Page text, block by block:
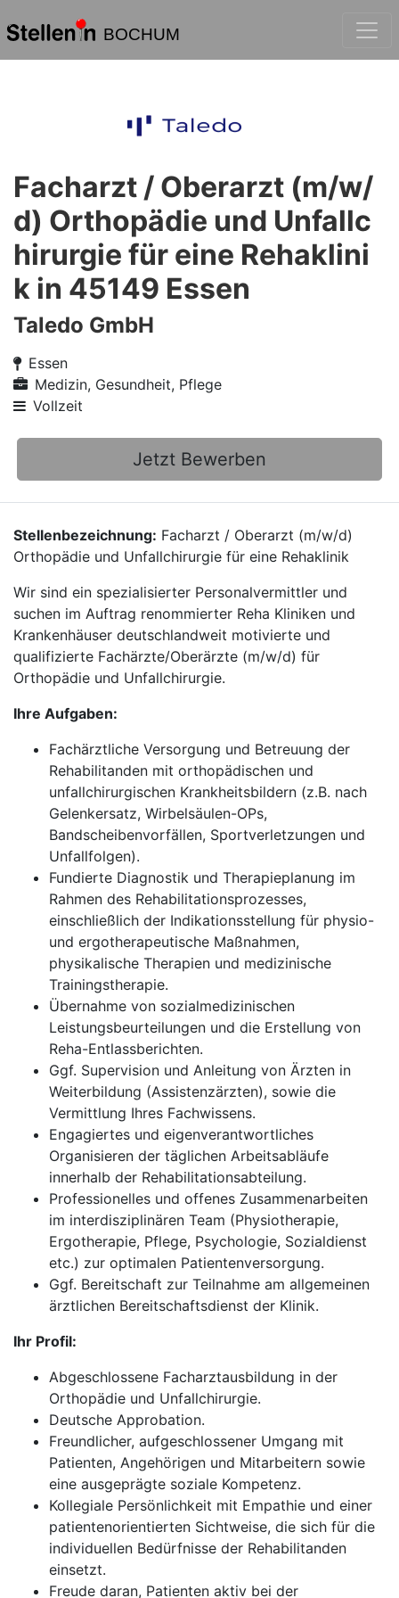
BOCHUM
Facharzt / Oberarzt (m/w/
d) Orthopädie und Unfallc
hirurgie für eine Rehaklini
k in 45149 Essen
Taledo GmbH
Essen
Medizin, Gesundheit, Pflege
Vollzeit
Jetzt Bewerben
Stellenbezeichnung: Facharzt / Oberarzt (m/w/d)
Orthopädie und Unfallchirurgie für eine Rehaklinik
Wir sind ein spezialisierter Personalvermittler und
suchen im Auftrag renommierter Reha Kliniken und
Krankenhäuser deutschlandweit motivierte und
qualifizierte Fachärzte/Oberärzte (m/w/d) für
Orthopädie und Unfallchirurgie.
Ihre Aufgaben:
Fachärztliche Versorgung und Betreuung der
Rehabilitanden mit orthopädischen und
unfallchirurgischen Krankheitsbildern (z.B. nach
Gelenkersatz, Wirbelsäulen-OPs,
Bandscheibenvorfällen, Sportverletzungen und
Unfallfolgen).
Fundierte Diagnostik und Therapieplanung im
Rahmen des Rehabilitationsprozesses,
einschließlich der Indikationsstellung für physio-
und ergotherapeutische Maßnahmen,
physikalische Therapien und medizinische
Trainingstherapie.
Übernahme von sozialmedizinischen
Leistungsbeurteilungen und die Erstellung von
Reha-Entlassberichten.
Ggf. Supervision und Anleitung von Ärzten in
Weiterbildung (Assistenzärzten), sowie die
Vermittlung Ihres Fachwissens.
Engagiertes und eigenverantwortliches
Organisieren der täglichen Arbeitsabläufe
innerhalb der Rehabilitationsabteilung.
Professionelles und offenes Zusammenarbeiten
im interdisziplinären Team (Physiotherapie,
Ergotherapie, Pflege, Psychologie, Sozialdienst
etc.) zur optimalen Patientenversorgung.
Ggf. Bereitschaft zur Teilnahme am allgemeinen
ärztlichen Bereitschaftsdienst der Klinik.
Ihr Profil:
Abgeschlossene Facharztausbildung in der
Orthopädie und Unfallchirurgie.
Deutsche Approbation.
Freundlicher, aufgeschlossener Umgang mit
Patienten, Angehörigen und Mitarbeitern sowie
eine ausgeprägte soziale Kompetenz.
Kollegiale Persönlichkeit mit Empathie und einer
patientenorientierten Sichtweise, die sich für die
individuellen Bedürfnisse der Rehabilitanden
einsetzt.
Freude daran, Patienten aktiv bei der